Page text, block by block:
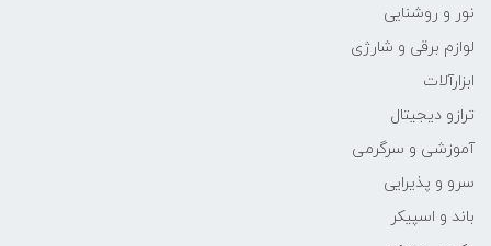
نور و روشنایی
لوازم برقی و شارژی
ابزارآلات
ترازو دیجیتال
آموزشی و سرگرمی
سرو و پذیرایی
باند و اسپیکر